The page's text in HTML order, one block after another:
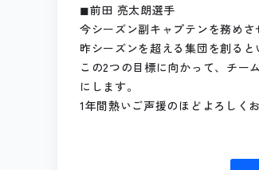
◼︎前田 亮太朗選手
今シーズン副キャプテンを務めさ
昨シーズンを超える集団を創る
この2つの目標に向かって、チー
にします。
1年間熱いご声援のほどよろしく